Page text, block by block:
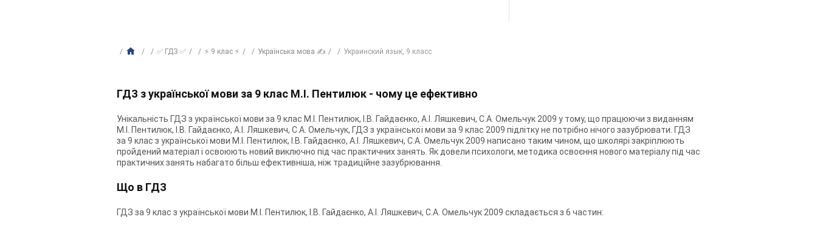
✅ ГДЗ ✅ ⚡ 9 клас ⚡ Українська мова ✍ Украинский язык, 9 класс
ГДЗ з української мови за 9 клас М.І. Пентилюк - чому це ефективно
Унікальність ГДЗ з української мови за 9 клас М.І. Пентилюк, І.В. Гайдаєнко, А.І. Ляшкевич, С.А. Омельчук 2009 у тому, що працюючи з виданням
М.І. Пентилюк, І.В. Гайдаєнко, А.І. Ляшкевич, С.А. Омельчук, ГДЗ з української мови за 9 клас 2009 підлітку не потрібно нічого зазубрювати. ГДЗ
за 9 клас з української мови М.І. Пентилюк, І.В. Гайдаєнко, А.І. Ляшкевич, С.А. Омельчук 2009 написано таким чином, що школярі закріплюють
пройдений матеріал і освоюють новий виключно під час практичних занять. Як довели психологи, методика освоєння нового матеріалу під час
практичних занять набагато більш ефективніша, ніж традиційне зазубрювання.
Що в ГДЗ
ГДЗ за 9 клас з української мови М.І. Пентилюк, І.В. Гайдаєнко, А.І. Ляшкевич, С.А. Омельчук 2009 складається з 6 частин: